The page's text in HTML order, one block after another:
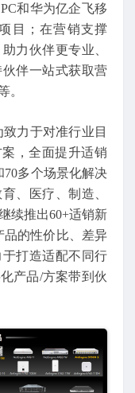
和华为亿企飞移
目；在营销支撑
力伙伴更专业、
伴一站式获取营
。
力于对准行业目
，全面提升适销
70多个场景化解决
、医疗、制造、
续推出60+适销新
品的性价比、差异
打造适配不同行
产品/方案带到伙